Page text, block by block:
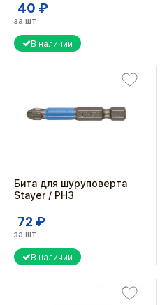
40 ₽
за шт
В наличии
Бита для шуруповерта
Stayer / PH3
72 ₽
за шт
В наличии